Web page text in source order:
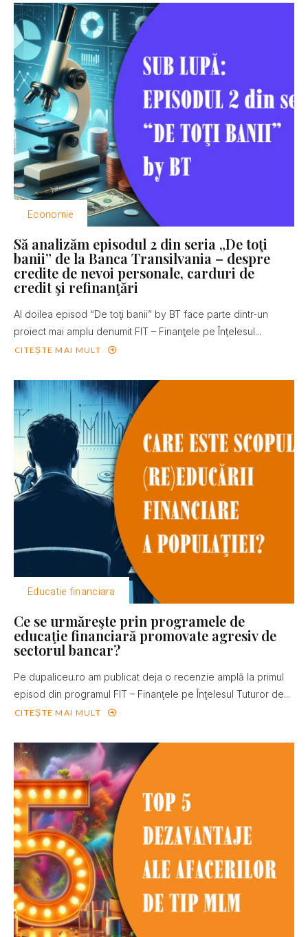
Economie
Să analizăm episodul 2 din seria „De toţi
banii” de la Banca Transilvania – despre
credite de nevoi personale, carduri de
credit şi refinanţări
Al doilea episod “De toţi banii” by BT face parte dintr-un
proiect mai amplu denumit FIT – Finanţele pe Înţelesul...
CITEȘTE MAI MULT
Educatie financiara
Ce se urmăreşte prin programele de
educaţie financiară promovate agresiv de
sectorul bancar?
Pe dupaliceu.ro am publicat deja o recenzie amplă la primul
episod din programul FIT – Finanţele pe Înţelesul Tuturor de...
CITEȘTE MAI MULT